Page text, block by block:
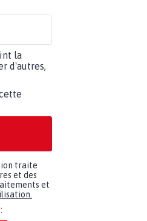
la
d'autres,
traite
et des
et